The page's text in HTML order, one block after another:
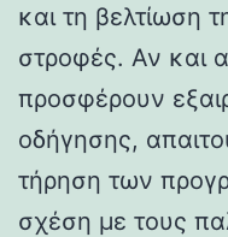
και τη βελτίωση
στροφές. Αν και
προσφέρουν
οδήγησης,
τήρηση των
σχέση με τους